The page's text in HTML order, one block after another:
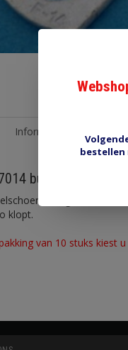
Informatie
buiskabelschoen
met gat 14 mm,
klopt.
van 10 stuks kiest
bestellen